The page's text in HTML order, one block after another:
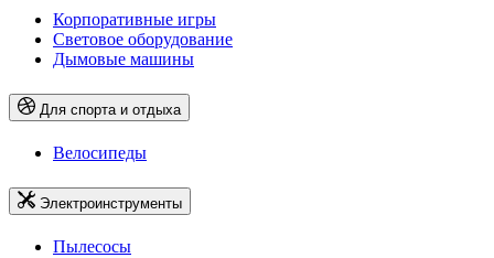
Корпоративные игры
Световое оборудование
Дымовые машины
Для спорта и отдыха
Велосипеды
Электроинструменты
Пылесосы